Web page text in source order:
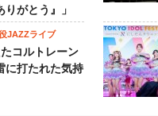
りがとう』」
JAZZライブ
たコルトレーン
に打たれた気持